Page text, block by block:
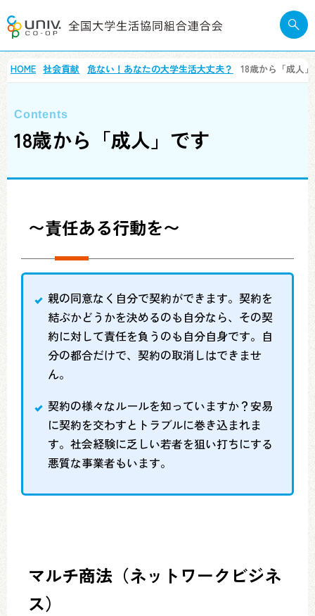
HOME 社会貢献 危ない！あなたの大学生活大丈夫？ 18歳から「成人
18歳から「成人」です
〜責任ある行動を〜
親の同意なく自分で契約ができます。契約を
結ぶかどうかを決めるのも自分なら、その契
約に対して責任を負うのも自分自身です。自
分の都合だけで、契約の取消しはできませ
ん。
契約の様々なルールを知っていますか？安易
に契約を交わすとトラブルに巻き込まれま
す。社会経験に乏しい若者を狙い打ちにする
悪質な事業者もいます。
マルチ商法（ネットワークビジネ
ス）